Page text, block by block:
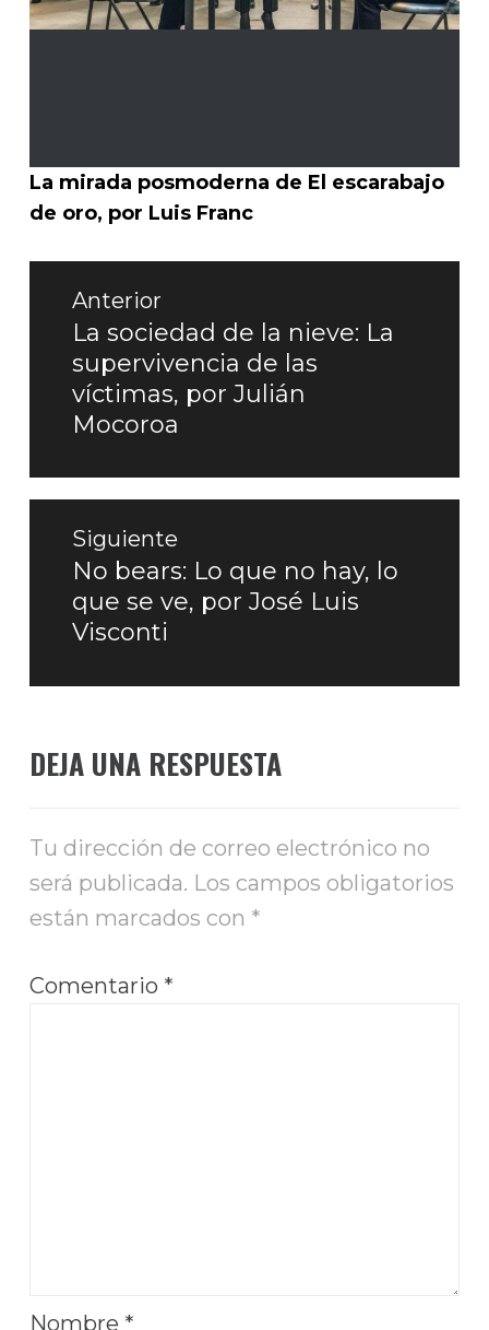
La mirada posmoderna de El escarabajo
de oro, por Luis Franc
Navegación
entradas
Anterior
Entrada
anterior:
La sociedad de la nieve: La
supervivencia de las
víctimas, por Julián
Mocoroa
Siguiente
Entrada
siguiente:
No bears: Lo que no hay, lo
que se ve, por José Luis
Visconti
DEJA UNA RESPUESTA
Tu dirección de correo electrónico no
será publicada. Los campos obligatorios
están marcados con *
Comentario *
Nombre *